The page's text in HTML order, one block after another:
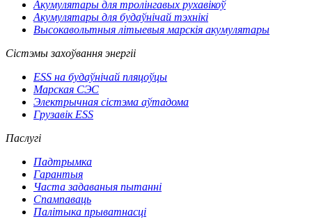
Акумулятары для тролінгавых рухавікоў
Акумулятары для будаўнічай тэхнікі
Высокавольтныя літыевыя марскія акумулятары
Сістэмы захоўвання энергіі
ESS на будаўнічай пляцоўцы
Марская СЭС
Электрычная сістэма аўтадома
Грузавік ESS
Паслугі
Падтрымка
Гарантыя
Часта задаваныя пытанні
Спампаваць
Палітыка прыватнасці